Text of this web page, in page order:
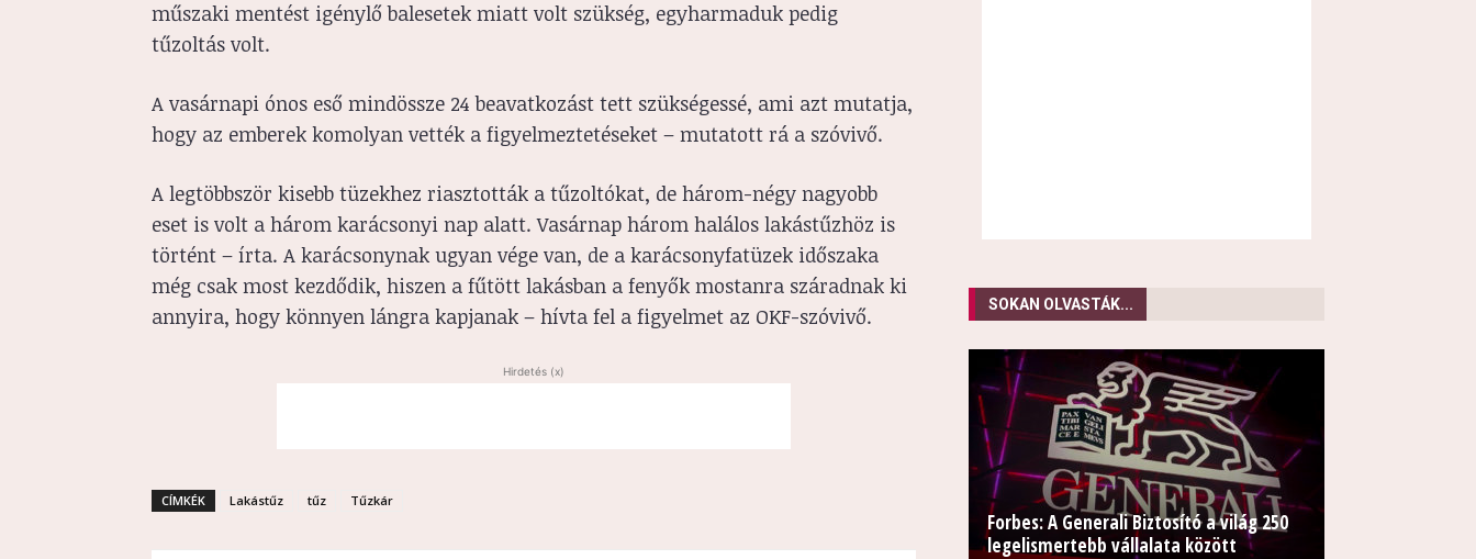
műszaki mentést igénylő balesetek miatt volt szükség, egyharmaduk pedig
tűzoltás volt.
A vasárnapi ónos eső mindössze 24 beavatkozást tett szükségessé, ami azt mutatja,
hogy az emberek komolyan vették a figyelmeztetéseket – mutatott rá a szóvivő.
A legtöbbször kisebb tüzekhez riasztották a tűzoltókat, de három-négy nagyobb
eset is volt a három karácsonyi nap alatt. Vasárnap három halálos lakástűzhöz is
történt – írta. A karácsonynak ugyan vége van, de a karácsonyfatüzek időszaka
még csak most kezdődik, hiszen a fűtött lakásban a fenyők mostanra száradnak ki
annyira, hogy könnyen lángra kapjanak – hívta fel a figyelmet az OKF-szóvivő.
Hirdetés (x)
CÍMKÉK Lakástűz tűz Tűzkár
SOKAN OLVASTÁK...
Forbes: A Generali Biztosító a világ 250
legelismertebb vállalata között